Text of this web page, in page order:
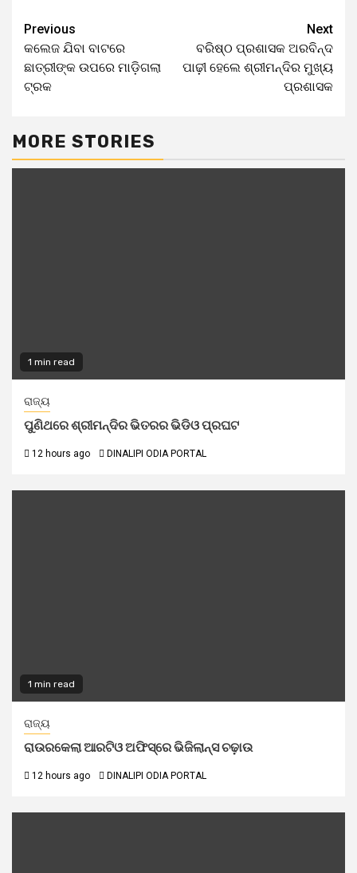
Previous
କଲେଜ ଯିବା ବାଟରେ
ଛାତ୍ରୀଙ୍କ ଉପରେ ମାଡ଼ିଗଲା
ଟ୍ରକ
Next
ବରିଷ୍ଠ ପ୍ରଶାସକ ଅରବିନ୍ଦ
ପାଢ଼ୀ ହେଲେ ଶ୍ରୀମନ୍ଦିର ମୁଖ୍ୟ
ପ୍ରଶାସକ
MORE STORIES
1 min read
ରାଜ୍ୟ
ପୁଣିଥରେ ଶ୍ରୀମନ୍ଦିର ଭିତରର ଭିଡିଓ ପ୍ରଘଟ
12 hours ago DINALIPI ODIA PORTAL
1 min read
ରାଜ୍ୟ
ରାଉରକେଲା ଆରଟିଓ ଅଫିସ୍‌ରେ ଭିଜିଲାନ୍ସ ଚଢ଼ାଉ
12 hours ago DINALIPI ODIA PORTAL